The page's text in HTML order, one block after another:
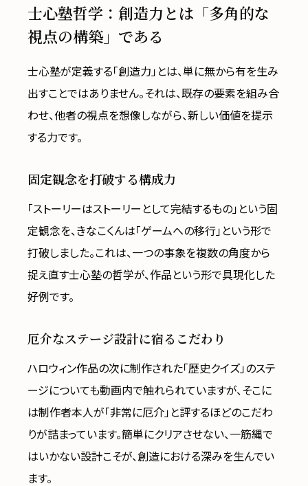
士心塾哲学：創造力とは「多角的な
視点の構築」である
士心塾が定義する「創造力」とは、単に無から有を生み
出すことではありません。それは、既存の要素を組み合
わせ、他者の視点を想像しながら、新しい価値を提示
する力です。
固定観念を打破する構成力
「ストーリーはストーリーとして完結するもの」という固
定観念を、きなこくんは「ゲームへの移行」という形で
打破しました。これは、一つの事象を複数の角度から
捉え直す士心塾の哲学が、作品という形で具現化した
好例です。
厄介なステージ設計に宿るこだわり
ハロウィン作品の次に制作された「歴史クイズ」のステ
ージについても動画内で触れられていますが、そこに
は制作者本人が「非常に厄介」と評するほどのこだわ
りが詰まっています。簡単にクリアさせない、一筋縄で
はいかない設計こそが、創造における深みを生んでい
ます。